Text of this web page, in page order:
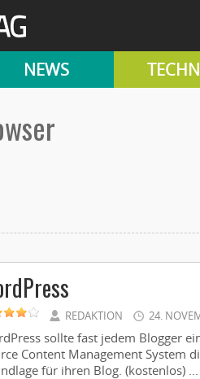
NEWS
REDAKTION 24.
sollte fast jedem Blogger
Content Management System
für ihren Blog. (kostenlos) ...